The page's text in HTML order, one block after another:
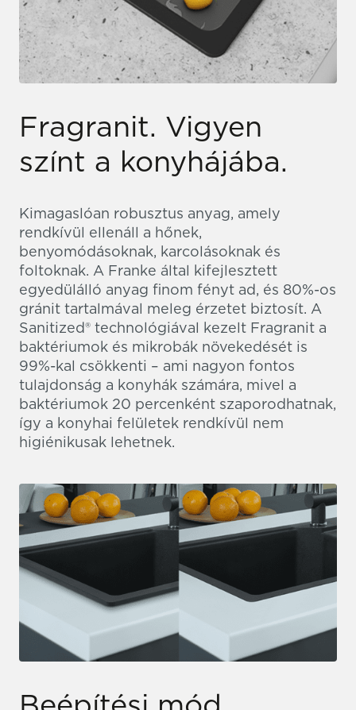
Fragranit. Vigyen
színt a konyhájába.
Kimagaslóan robusztus anyag, amely
rendkívül ellenáll a hőnek,
benyomódásoknak, karcolásoknak és
foltoknak. A Franke által kifejlesztett
egyedülálló anyag finom fényt ad, és 80%-os
gránit tartalmával meleg érzetet biztosít. A
Sanitized® technológiával kezelt Fragranit a
baktériumok és mikrobák növekedését is
99%-kal csökkenti – ami nagyon fontos
tulajdonság a konyhák számára, mivel a
baktériumok 20 percenként szaporodhatnak,
így a konyhai felületek rendkívül nem
higiénikusak lehetnek.